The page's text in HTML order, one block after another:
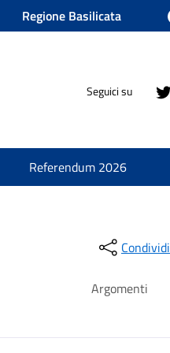
Regione Basilicata
Seguici su
Referendum 2026
Condividi
Argomenti